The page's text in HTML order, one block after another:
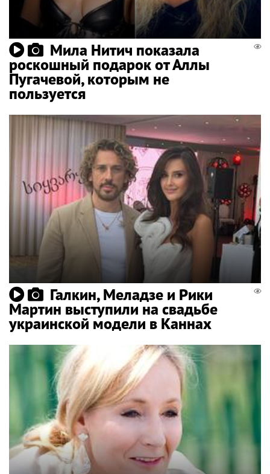
Мила Нитич показала
роскошный подарок от Аллы
Пугачевой, которым не
пользуется
Галкин, Меладзе и Рики
Мартин выступили на свадьбе
украинской модели в Каннах